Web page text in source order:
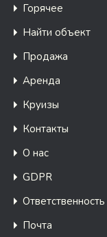
Горячее
Найти объект
Продажа
Аренда
Круизы
Контакты
О нас
GDPR
Ответственность
Почта